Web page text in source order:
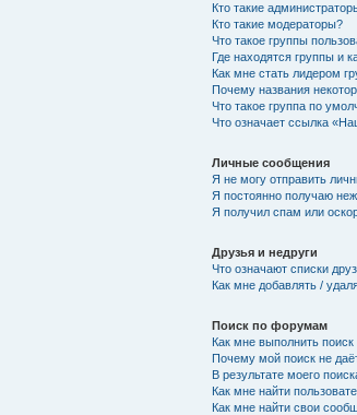
Кто такие
Кто такие модераторы?
Что такое группы
Где находятся группы и
Как мне стать лидером
Почему названия
Что такое группа по
Что означает ссылка
Личные сообщения
Я не могу отправить
Я постоянно получаю
Я получил спам или
Друзья и недруги
Что означают списки
Как мне добавлять /
Поиск по форумам
Как мне выполнить
Почему мой поиск не
В результате моего
Как мне найти
Как мне найти свои